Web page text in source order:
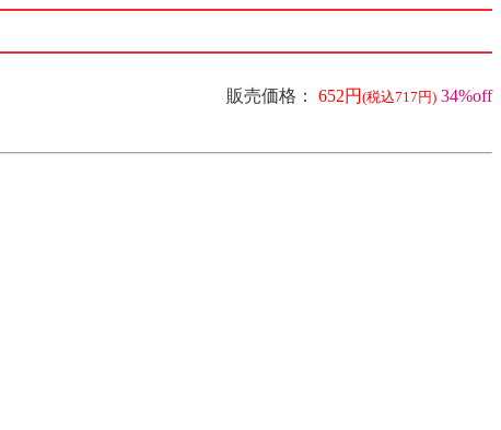
販売価格： 652円 (税込717円) 34%off